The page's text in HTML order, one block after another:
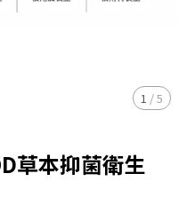
1 /5
草本抑菌衛生